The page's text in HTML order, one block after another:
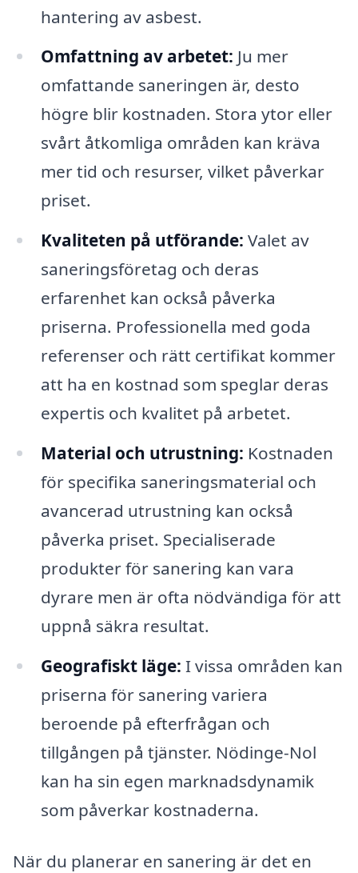
hantering av asbest.
Omfattning av arbetet: Ju mer
omfattande saneringen är, desto
högre blir kostnaden. Stora ytor eller
svårt åtkomliga områden kan kräva
mer tid och resurser, vilket påverkar
priset.
Kvaliteten på utförande: Valet av
saneringsföretag och deras
erfarenhet kan också påverka
priserna. Professionella med goda
referenser och rätt certifikat kommer
att ha en kostnad som speglar deras
expertis och kvalitet på arbetet.
Material och utrustning: Kostnaden
för specifika saneringsmaterial och
avancerad utrustning kan också
påverka priset. Specialiserade
produkter för sanering kan vara
dyrare men är ofta nödvändiga för att
uppnå säkra resultat.
Geografiskt läge: I vissa områden kan
priserna för sanering variera
beroende på efterfrågan och
tillgången på tjänster. Nödinge-Nol
kan ha sin egen marknadsdynamik
som påverkar kostnaderna.
När du planerar en sanering är det en